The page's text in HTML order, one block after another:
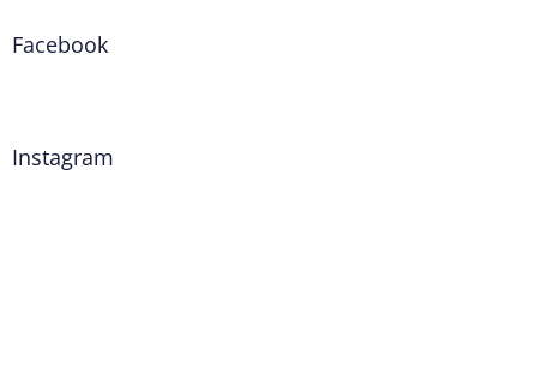
Facebook
Instagram